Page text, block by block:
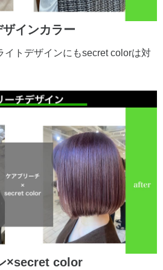
インカラー
イトデザインにもsecret colorは対
×secret color